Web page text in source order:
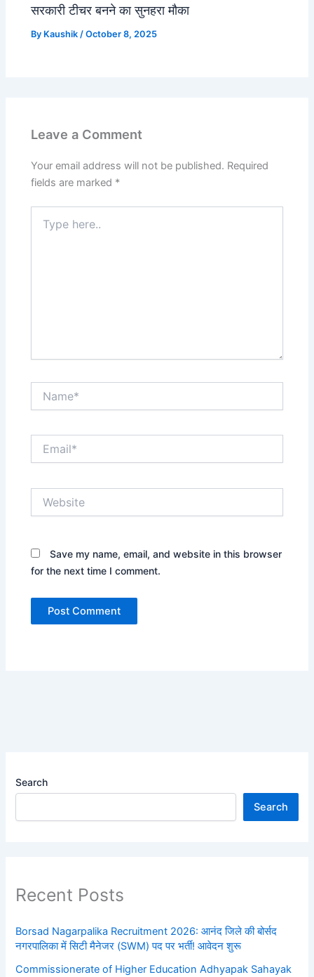
सरकारी टीचर बनने का सुनहरा मौका
By Kaushik/October 8, 2025
Leave a Comment
Your email address will not be published. Required
fields are marked *
here..
Save my name, email, and website in this browser
for the next time I comment.
Search
Search
Recent Posts
Borsad Nagarpalika Recruitment 2026: आनंद जिले की बोर्सद
नगरपालिका में सिटी मैनेजर (SWM) पद पर भर्ती! आवेदन शुरू
Commissionerate of Higher Education Adhyapak Sahayak